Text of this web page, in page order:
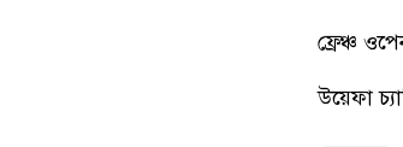
ফ্রেঞ্চ
উয়েফা